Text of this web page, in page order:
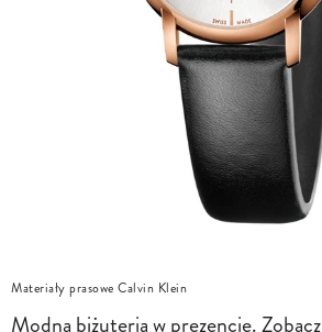
Materiały prasowe Calvin Klein
Modna biżuteria w prezencie.